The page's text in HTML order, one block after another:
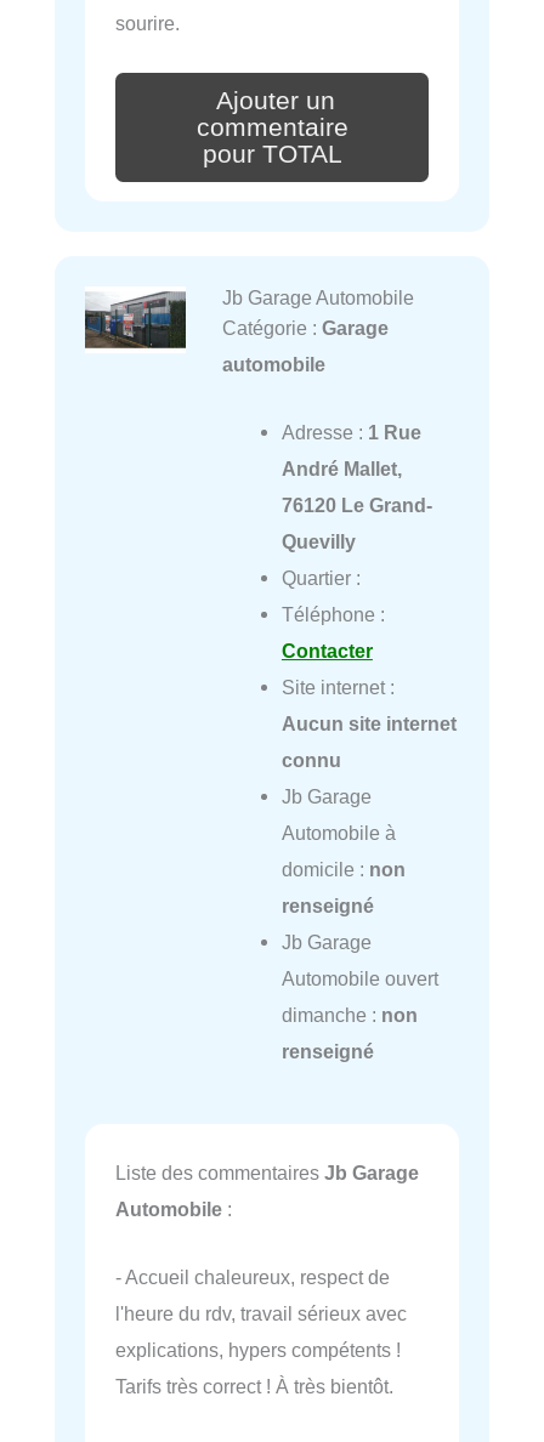
sourire.
Ajouter un
commentaire
pour TOTAL
Jb Garage Automobile
Catégorie : Garage
automobile
Adresse : 1 Rue
André Mallet,
76120 Le Grand-
Quevilly
Quartier :
Téléphone :
Contacter
Site internet :
Aucun site internet
connu
Jb Garage
Automobile à
domicile : non
renseigné
Jb Garage
Automobile ouvert
dimanche : non
renseigné
Liste des commentaires Jb Garage
Automobile :
- Accueil chaleureux, respect de
l'heure du rdv, travail sérieux avec
explications, hypers compétents !
Tarifs très correct ! À très bientôt.